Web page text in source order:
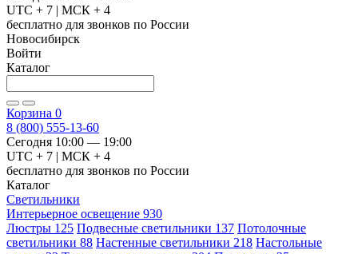
UTC + 7 | МСК + 4
бесплатно для звонков по России
Новосибирск
Войти
Каталог
Корзина 0
8 (800) 555-13-60
Сегодня 10:00 — 19:00
UTC + 7 | МСК + 4
бесплатно для звонков по России
Каталог
Светильники
Интерьерное освещение 930
Люстры 125 Подвесные светильники 137 Потолочные
светильники 88 Настенные светильники 218 Настольные